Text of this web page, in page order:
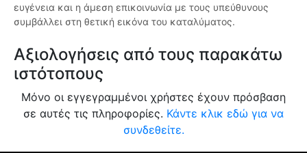
ευγένεια και η άμεση επικοινωνία με τους υπεύθυνους
συμβάλλει στη θετική εικόνα του καταλύματος.
Αξιολογήσεις από τους παρακάτω
ιστότοπους
Μόνο οι εγγεγραμμένοι χρήστες έχουν πρόσβαση
σε αυτές τις πληροφορίες. Κάντε κλικ εδώ για να
συνδεθείτε.